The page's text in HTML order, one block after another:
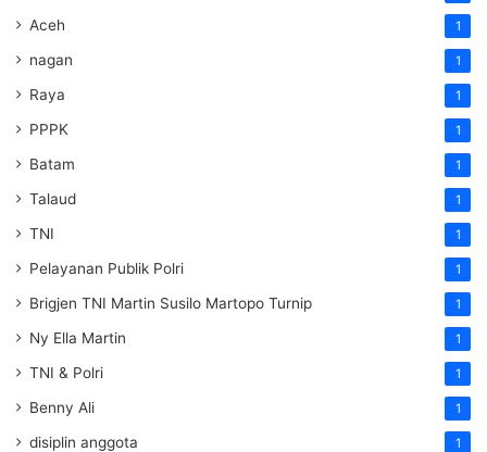
Aceh 1
nagan 1
Raya 1
PPPK 1
Batam 1
Talaud 1
TNI 1
Pelayanan Publik Polri 1
Brigjen TNI Martin Susilo Martopo Turnip 1
Ny Ella Martin 1
TNI & Polri 1
Benny Ali 1
disiplin anggota 1